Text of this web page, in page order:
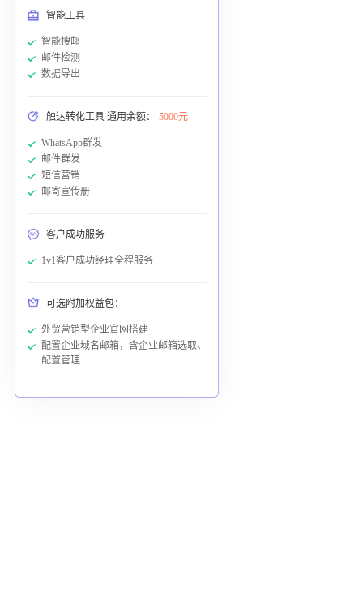
智能工具
智能搜邮
邮件检测
数据导出
触达转化工具 通用余额： 5000元
WhatsApp群发
邮件群发
短信营销
邮寄宣传册
客户成功服务
1v1客户成功经理全程服务
可选附加权益包：
外贸营销型企业官网搭建
配置企业域名邮箱，含企业邮箱选取、
配置管理